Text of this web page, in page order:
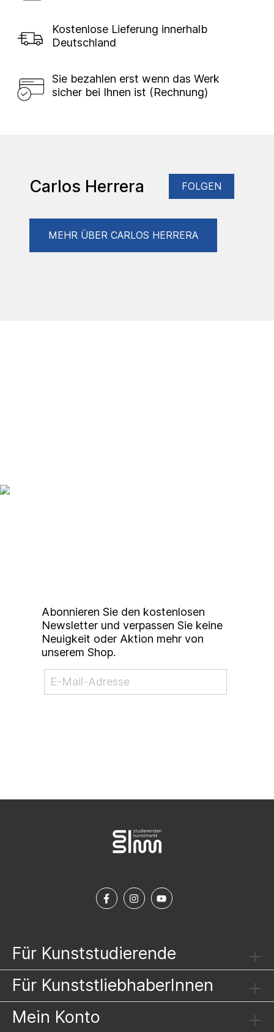
Kostenlose Lieferung innerhalb
Deutschland
Sie bezahlen erst wenn das Werk
sicher bei Ihnen ist (Rechnung)
Carlos Herrera FOLGEN
MEHR ÜBER CARLOS HERRERA
Abonnieren Sie den kostenlosen
Newsletter und verpassen Sie keine
Neuigkeit oder Aktion mehr von
unserem Shop.
Für Kunststudierende
Für KunststliebhaberInnen
Mein Konto